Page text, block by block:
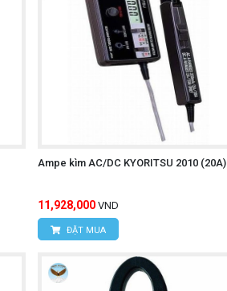
Ampe kìm AC/DC KYORITSU 2010 (20A)
11,928,000 VND
ĐẶT MUA